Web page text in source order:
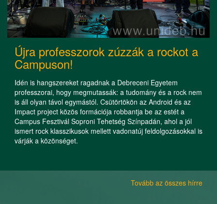
Újra professzorok zúzzák a rockot a
Campuson!
Idén is hangszereket ragadnak a Debreceni Egyetem
professzorai, hogy megmutassák: a tudomány és a rock nem
is áll olyan távol egymástól. Csütörtökön az Android és az
Impact project közös formációja robbantja be az estét a
Campus Fesztivál Soproni Tehetség Színpadán, ahol a jól
ismert rock klasszikusok mellett vadonatúj feldolgozásokkal is
várják a közönséget.
Tovább az összes hírre